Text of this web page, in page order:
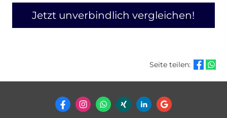
Jetzt unverbindlich vergleichen!
Seite teilen: